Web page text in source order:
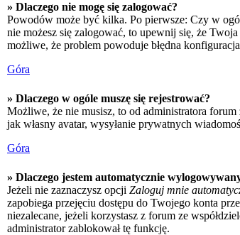
» Dlaczego nie mogę się zalogować?
Powodów może być kilka. Po pierwsze: Czy w
nie możesz się zalogować, to upewnij się, że
możliwe, że problem powoduje błędna
Góra
» Dlaczego w ogóle muszę się rejestrować?
Możliwe, że nie musisz, to od administratora
jak własny avatar, wysyłanie prywatnych
Góra
» Dlaczego jestem automatycznie
Jeżeli nie zaznaczysz opcji Zaloguj mnie
zapobiega przejęciu dostępu do Twojego konta
niezalecane, jeżeli korzystasz z forum ze
administrator zablokował tę funkcję.